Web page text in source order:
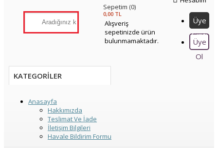
Sepetim 0
0,00 TL
Alışveriş
sepetinizde ürün
bulunmamaktadır.
Üye
Girişi
Üye
Ol
KATEGORILER
Anasayfa
Hakkımızda
Teslimat Ve İade
İletişim Bilgileri
Havale Bildirim Formu